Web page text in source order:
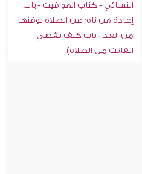
النسائي - كتاب المواقيت - باب
إعادة من نام عن الصلاة لوقتها
من الغد - باب كيف يقضي
الفائت من الصلاة)